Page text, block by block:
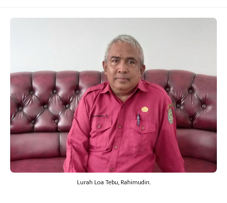
Lurah Loa Tebu, Rahimudin.